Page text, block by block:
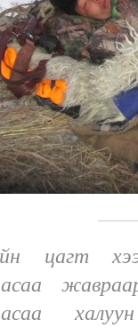
цагт